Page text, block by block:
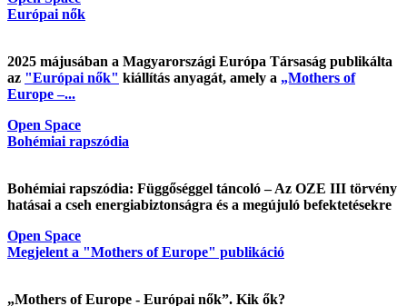
Európai nők
2025 májusában a Magyarországi Európa Társaság publikálta
az "Európai nők" kiállítás anyagát, amely a „Mothers of
Europe –...
Open Space
Bohémiai rapszódia
Bohémiai rapszódia: Függőséggel táncoló – Az OZE III törvény
hatásai a cseh energiabiztonságra és a megújuló befektetésekre
Open Space
Megjelent a "Mothers of Europe" publikáció
„Mothers of Europe - Európai nők”. Kik ők?